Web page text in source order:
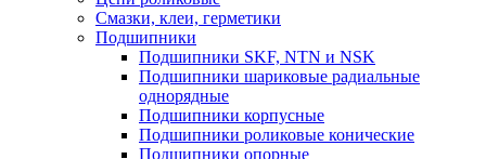
Смазки, клеи, герметики
Подшипники
Подшипники SKF, NTN и NSK
Подшипники шариковые радиальные
однорядные
Подшипники корпусные
Подшипники роликовые конические
Подшипники опорные